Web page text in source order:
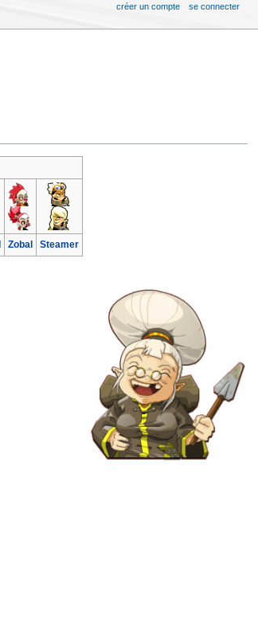
Zobal Steamer
créer un compte se connecter